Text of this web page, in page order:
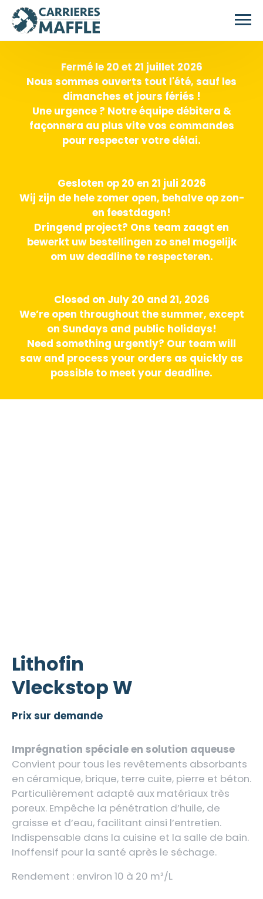
Passer au contenu principal
Fermé le 20 et 21 juillet 2026
Nous sommes ouverts tout l'été, sauf les
dimanches et jours fériés !
Une urgence ? Notre équipe débitera &
façonnera au plus vite vos commandes
pour respecter votre délai.
Gesloten op 20 en 21 juli 2026
Wij zijn de hele zomer open, behalve op zon-
en feestdagen!
Dringend project? Ons team zaagt en
bewerkt uw bestellingen zo snel mogelijk
om uw deadline te respecteren.
Closed on July 20 and 21, 2026
We’re open throughout the summer, except
on Sundays and public holidays!
Need something urgently? Our team will
saw and process your orders as quickly as
possible to meet your deadline.
Lithofin
Vleckstop W
Prix sur demande
Imprégnation spéciale en solution aqueuse
Convient pour tous les revêtements absorbants
en céramique, brique, terre cuite, pierre et béton.
Particulièrement adapté aux matériaux très
poreux. Empêche la pénétration d’huile, de
graisse et d’eau, facilitant ainsi l’entretien.
Indispensable dans la cuisine et la salle de bain.
Inoffensif pour la santé après le séchage.
Rendement : environ 10 à 20 m²/L